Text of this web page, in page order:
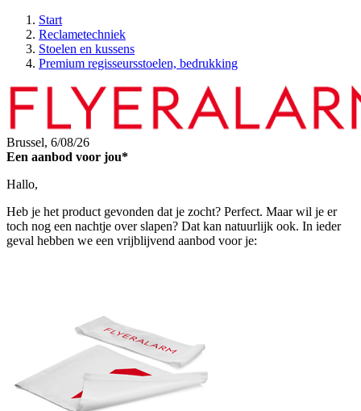
Start
Reclametechniek
Stoelen en kussens
Premium regisseursstoelen, bedrukking
Brussel, 6/08/26
Een aanbod voor jou*
Hallo,
Heb je het product gevonden dat je zocht? Perfect. Maar wil je er
toch nog een nachtje over slapen? Dat kan natuurlijk ook. In ieder
geval hebben we een vrijblijvend aanbod voor je: